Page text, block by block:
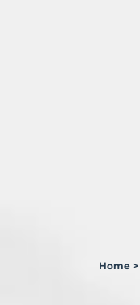
Home >